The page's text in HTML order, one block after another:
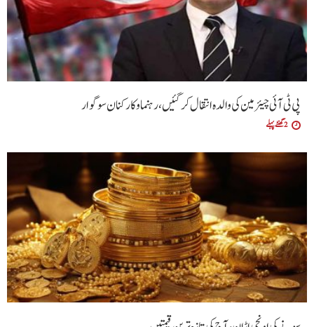
پی ٹی آئی چیئرمین کی والدہ انتقال کرگئیں، رہنما و کارکنان سوگوار
2 گھنٹے پہلے